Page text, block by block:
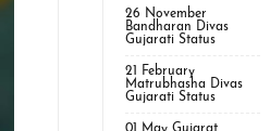
26 November
Bandharan Divas
Gujarati Status
21 February
Matrubhasha Divas
Gujarati Status